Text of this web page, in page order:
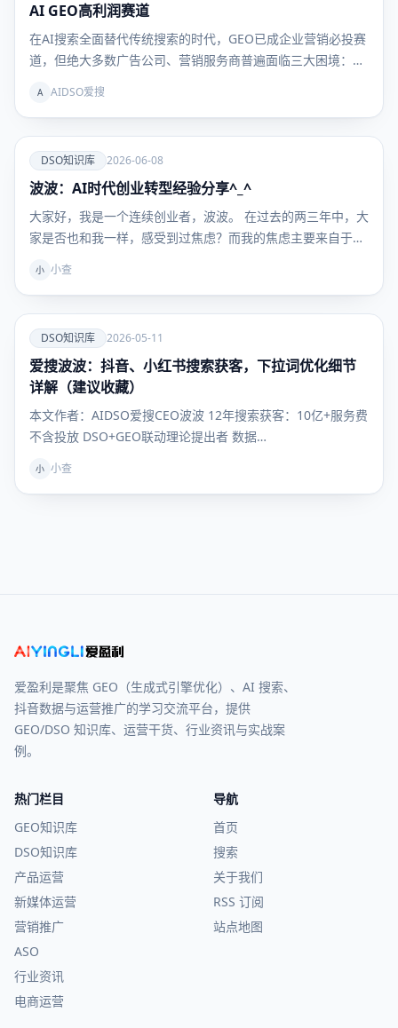
AI GEO高利润赛道
在AI搜索全面替代传统搜索的时代，GEO已成企业营销必投赛
道，但绝大多数广告公司、营销服务商普遍面临三大困境：…
A AIDSO爱搜
爱
DSO知识
库
DSO知识库 2026-06-08
波波：AI时代创业转型经验分享^_^
大家好，我是一个连续创业者，波波。 在过去的两三年中，大
家是否也和我一样，感受到过焦虑？而我的焦虑主要来自于
小 小查
爱
DSO知识
库
DSO知识库 2026-05-11
爱搜波波：抖音、小红书搜索获客，下拉词优化细节
详解（建议收藏）
本文作者：AIDSO爱搜CEO波波 12年搜索获客：10亿+服务费
不含投放 DSO+GEO联动理论提出者 数据…
小 小查
爱盈利是聚焦 GEO（生成式引擎优化）、AI 搜索、
抖音数据与运营推广的学习交流平台，提供
GEO/DSO 知识库、运营干货、行业资讯与实战案
例。
热门栏目
GEO知识库
DSO知识库
产品运营
新媒体运营
营销推广
ASO
行业资讯
电商运营
导航
首页
搜索
关于我们
RSS 订阅
站点地图